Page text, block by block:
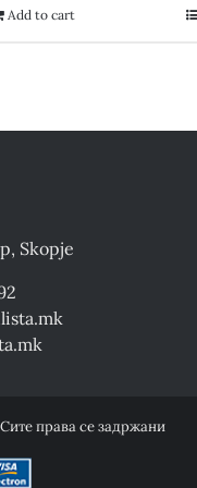
13,400.00
Add to cart
Skopje
права се задржани